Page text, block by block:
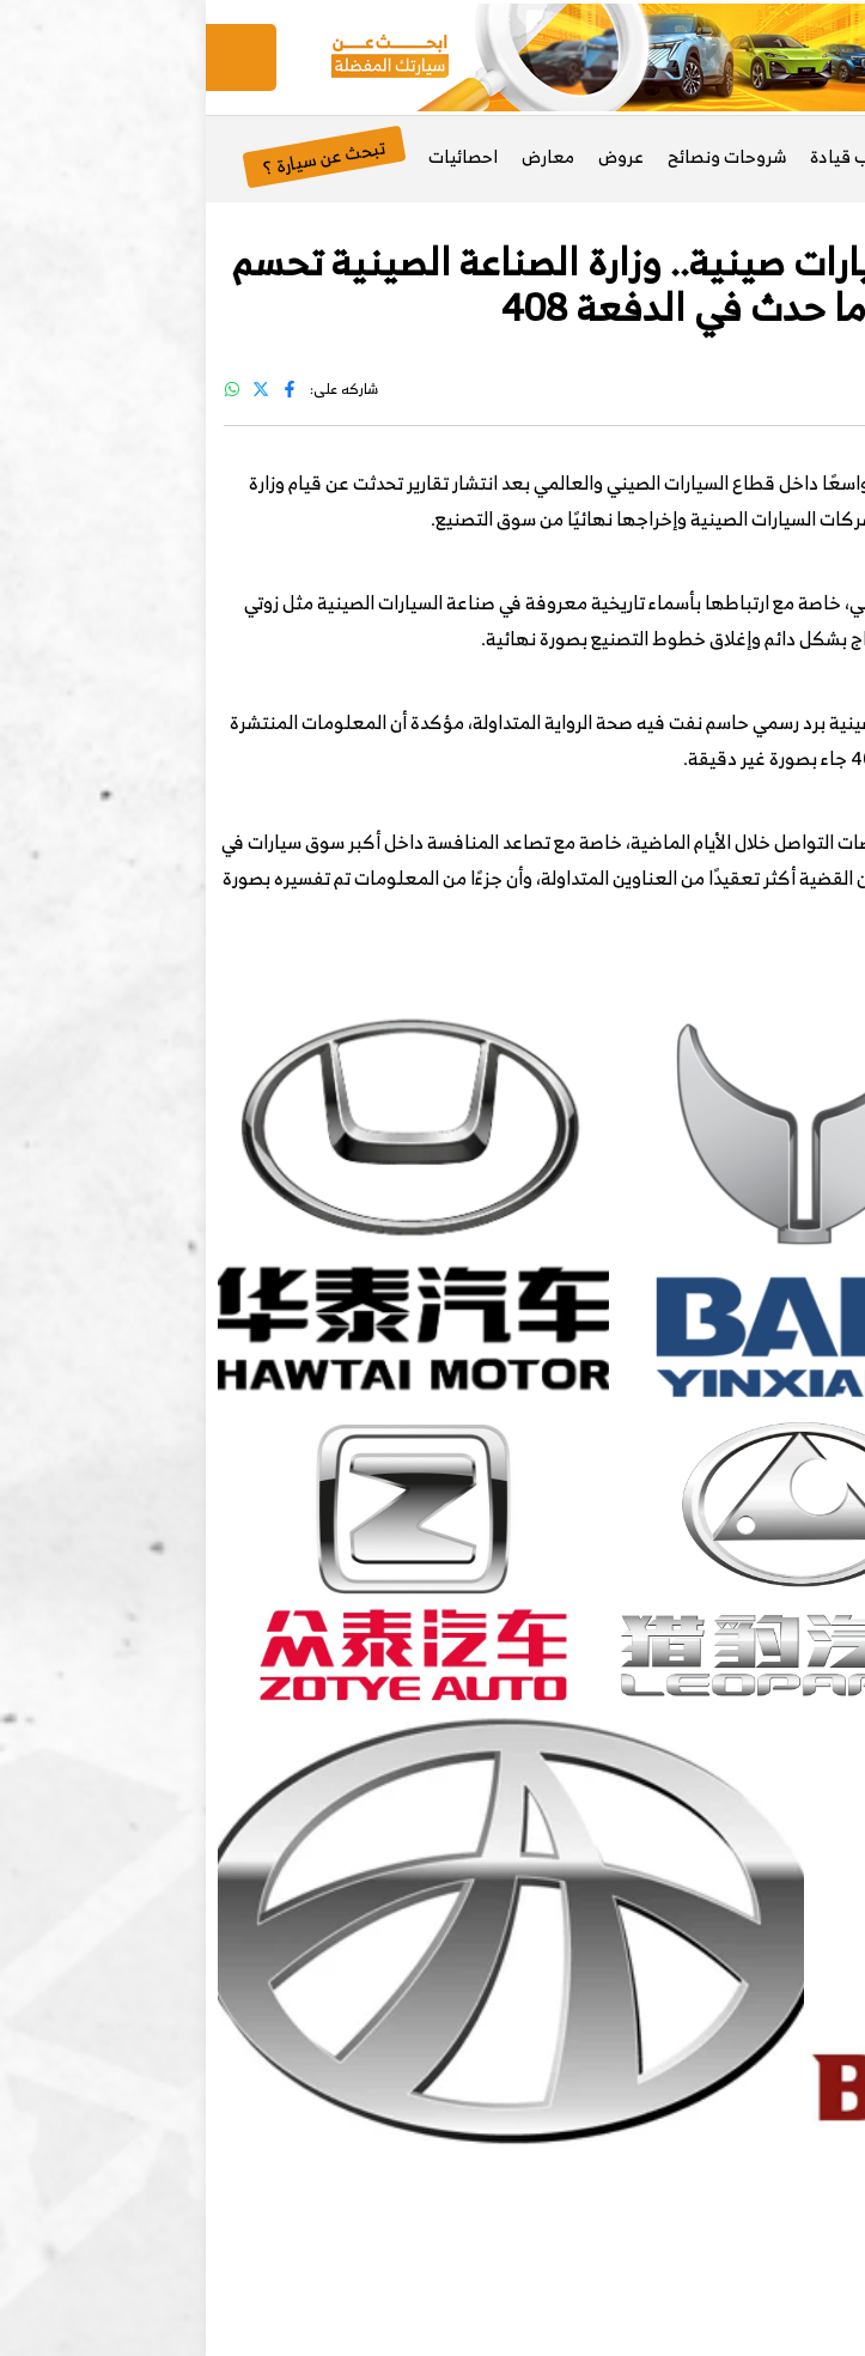
قيادة شروحات ونصائح عروض معارض احصائيات تبحث عن سيارة ؟
8 شركات سيارات صينية.. وزارة الصناعة الصينية تحسم
في الدفعة 408
شاركه على:
داخل قطاع السيارات الصيني والعالمي بعد انتشار تقارير تحدثت عن قيام وزارة
السيارات الصينية وإخراجها نهائيًا من سوق التصنيع.
خاصة مع ارتباطها بأسماء تاريخية معروفة في صناعة السيارات الصينية مثل زوتي
بشكل دائم وإغلاق خطوط التصنيع بصورة نهائية.
برد رسمي حاسم نفت فيه صحة الرواية المتداولة، مؤكدة أن المعلومات المنتشرة
البحث ومنصات التواصل خلال الأيام الماضية، خاصة مع تصاعد المنافسة داخل أكبر سوق سيارات في
أكثر تعقيدًا من العناوين المتداولة، وأن جزءًا من المعلومات تم تفسيره بصورة